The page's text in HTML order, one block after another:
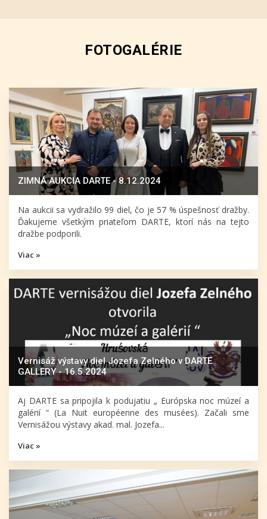
FOTOGALÉRIE
ZIMNÁ AUKCIA DARTE - 8.12.2024
Na aukcii sa vydražilo 99 diel, čo je 57 % úspešnosť dražby.
Ďakujeme všetkým priateľom DARTE, ktorí nás na tejto
dražbe podporili.
Viac »
Vernisáž výstavy diel Jozefa Zelného v DARTE
GALLERY - 16.5.2024
Aj DARTE sa pripojila k podujatiu „ Európska noc múzeí a
galérií “ (La Nuit européenne des musées). Začali sme
Vernisážou výstavy akad. mal. Jozefa...
Viac »